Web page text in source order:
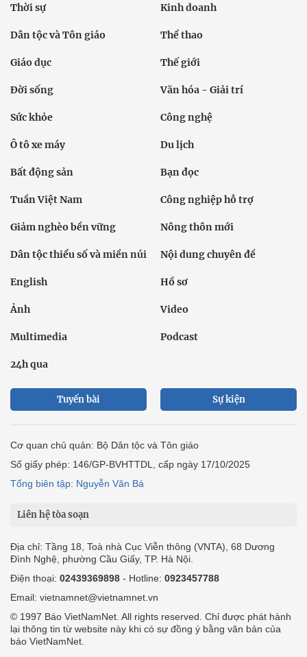
Thời sự Kinh doanh
Dân tộc và Tôn giáo Thể thao
Giáo dục Thế giới
Đời sống Văn hóa - Giải trí
Sức khỏe Công nghệ
Ô tô xe máy Du lịch
Bất động sản Bạn đọc
Tuần Việt Nam Công nghiệp hỗ trợ
Giảm nghèo bền vững Nông thôn mới
Dân tộc thiểu số và miền núi Nội dung chuyên đề
English Hồ sơ
Ảnh Video
Multimedia Podcast
24h qua
Tuyến bài Sự kiện
Cơ quan chủ quản: Bộ Dân tộc và Tôn giáo
Số giấy phép: 146/GP-BVHTTDL, cấp ngày 17/10/2025
Tổng biên tập: Nguyễn Văn Bá
Liên hệ tòa soạn
Địa chỉ: Tầng 18, Toà nhà Cục Viễn thông (VNTA), 68 Dương
Đình Nghệ, phường Cầu Giấy, TP. Hà Nội.
Điện thoại: 02439369898 - Hotline: 0923457788
Email: vietnamnet@vietnamnet.vn
© 1997 Báo VietNamNet. All rights reserved. Chỉ được phát hành
lại thông tin từ website này khi có sự đồng ý bằng văn bản của
báo VietNamNet.